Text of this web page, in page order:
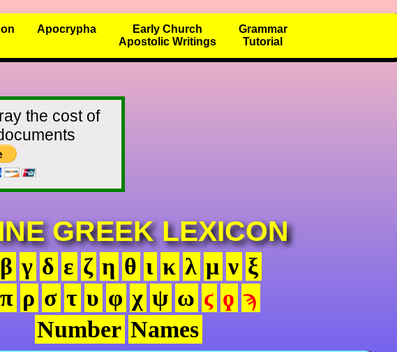
Apocrypha
Early Church
Apostolic Writings
Grammar
Tutorial
the cost of
GREEK LEXICON
β γ δ ε ζ η θ ι κ λ μ ν ξ
π ρ σ τ υ φ χ ψ ω ϛ ϙ ϡ
Number Names